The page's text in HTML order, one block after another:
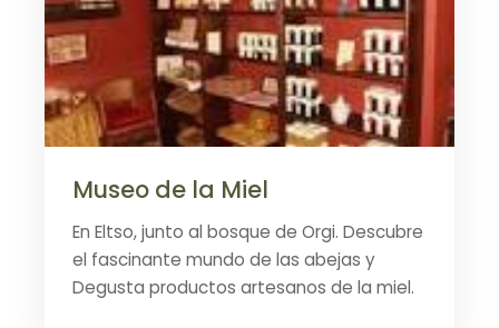
Museo de la Miel
En Eltso, junto al bosque de Orgi. Descubre
el fascinante mundo de las abejas y
Degusta productos artesanos de la miel.